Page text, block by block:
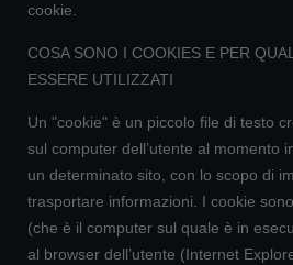
cookie.
COSA SONO I COOKIES E PER
ESSERE UTILIZZATI
Un "cookie" è un piccolo file di testo
sul computer dell’utente al momento
un determinato sito, con lo scopo di
trasportare informazioni. I cookie
(che è il computer sul quale è in
al browser dell’utente (Internet